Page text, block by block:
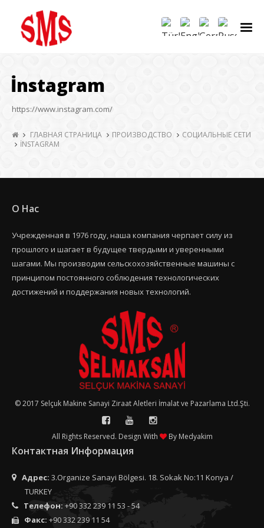
İnstagram
https://www.instagram.com/
ГЛАВНАЯ СТРАНИЦА ПРОИЗВОДСТВО
СОЦИАЛЬНЫЕ СЕТИ
İNSTAGRAM
О Нас
Учрежденная в 1976 году, наша компания черпает силу из
прошлого и шагает в будущее твердыми и уверенными
шагами. Мы производим сельскохозяйственные машины с
принципом постоянного соблюдения технологических
достижений и поддержания новых технологий.
© 2017 Selçuk Makine Sanayi Ziraat Aletleri İmalat ve Pazarlama Ltd.Şti.
All Rights Reserved. Design With By Medyakim
Контактная Информация
Адрес: 3.Organize Sanayi Bölgesi. 18. Sokak No:11 Konya /
TURKEY
Телефон: +90 332 239 11 53 - 54
Факс: +90 332 239 11 54